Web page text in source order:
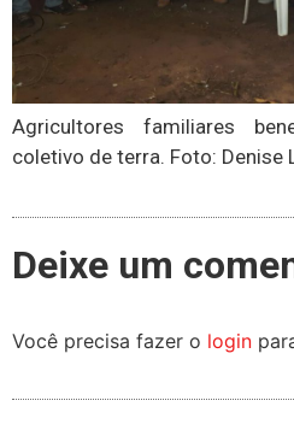
Agricultores familiares
coletivo de terra. Foto: Denise
Deixe um
Você precisa fazer o login